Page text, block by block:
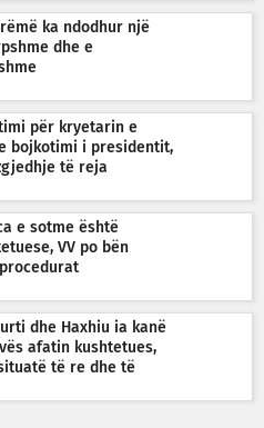
ka ndodhur një
dhe e
për kryetarin e
bojkotimi i presidentit,
të reja
e sotme është
VV po bën
dhe Haxhiu ia kanë
afatin kushtetues,
të re dhe të